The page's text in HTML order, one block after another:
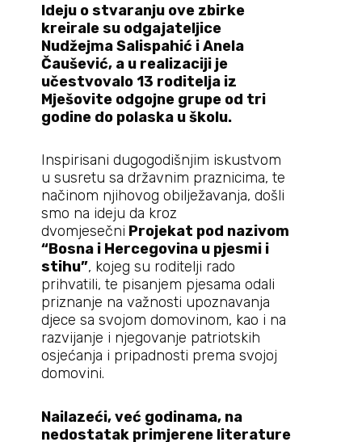
Ideju o stvaranju ove zbirke
kreirale su odgajateljice
Nudžejma Salispahić i Anela
Čaušević, a u realizaciji je
učestvovalo 13 roditelja iz
Mješovite odgojne grupe od tri
godine do polaska u školu.
Inspirisani dugogodišnjim iskustvom
u susretu sa državnim praznicima, te
načinom njihovog obilježavanja, došli
smo na ideju da kroz
dvomjesečni Projekat pod nazivom
“Bosna i Hercegovina u pjesmi i
stihu”, kojeg su roditelji rado
prihvatili, te pisanjem pjesama odali
priznanje na važnosti upoznavanja
djece sa svojom domovinom, kao i na
razvijanje i njegovanje patriotskih
osjećanja i pripadnosti prema svojoj
domovini.
Nailazeći, već godinama, na
nedostatak primjerene literature